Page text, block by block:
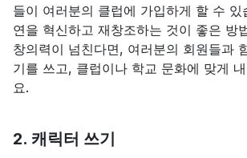
들이 여러분의 클럽에 가입하게 할 수 있
연을 혁신하고 재창조하는 것이 좋은 방
창의력이 넘친다면, 여러분의 회원들과
기를 쓰고, 클럽이나 학교 문화에 맞게
요.
2. 캐릭터 쓰기